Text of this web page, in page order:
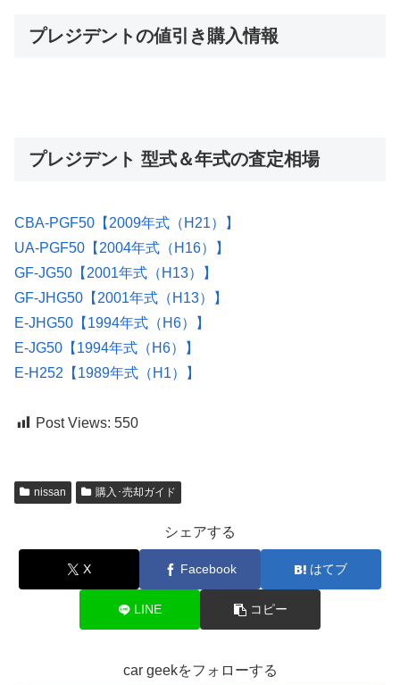
プレジデントの値引き購入情報
プレジデント 型式＆年式の査定相場
CBA-PGF50【2009年式（H21）】
UA-PGF50【2004年式（H16）】
GF-JG50【2001年式（H13）】
GF-JHG50【2001年式（H13）】
E-JHG50【1994年式（H6）】
E-JG50【1994年式（H6）】
E-H252【1989年式（H1）】
Post Views: 550
nissan 購入･売却ガイド
シェアする
X Facebook はてブ
LINE コピー
car geekをフォローする